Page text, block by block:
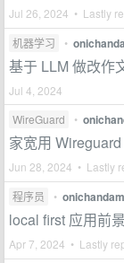
Jul 26, 2024 • Lastly
机器学习 •
基于 LLM 做改作
Jul 4, 2024
WireGuard
•
家宽用
Jun 28, 2024 • Lastly
程序员 •
local first 应用前
Apr 7, 2024 • Lastly